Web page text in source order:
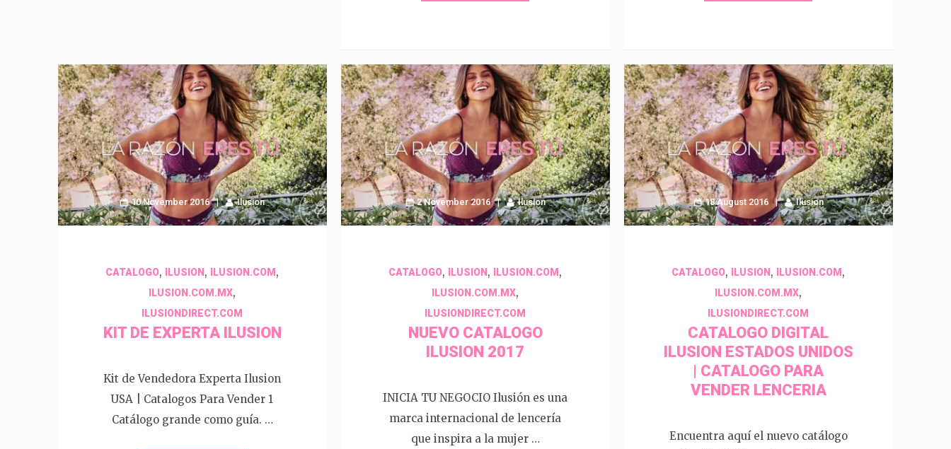
10 November 2016 Ilusion
CATALOGO, ILUSION , ILUSION.COM ,
ILUSION.COM.MX,
ILUSIONDIRECT.COM
KIT DE EXPERTA ILUSION
Kit de Vendedora Experta Ilusion
USA | Catalogos Para Vender 1
Catálogo grande como guía. …
2 November 2016 Ilusion
CATALOGO, ILUSION , ILUSION.COM ,
ILUSION.COM.MX,
ILUSIONDIRECT.COM
NUEVO CATALOGO
ILUSION 2017
INICIA TU NEGOCIO Ilusión es una
marca internacional de lencería
que inspira a la mujer …
18 August 2016 Ilusion
CATALOGO, ILUSION , ILUSION.COM ,
ILUSION.COM.MX,
ILUSIONDIRECT.COM
CATALOGO DIGITAL
ILUSION ESTADOS UNIDOS
| CATALOGO PARA
VENDER LENCERIA
Encuentra aquí el nuevo catálogo